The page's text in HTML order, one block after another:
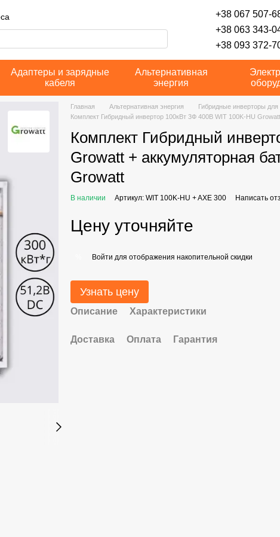
+38 067 507-
+38 063 343-
+38 093 372-
Адаптеры и зарядные
кабеля
Альтернативная
энергия
Главная Альтернативная энергия Гибридные инверторы для
Комплект Гибридный инвертор 100кВт 3Ф 400В WIT 100K-HU
Комплект Гибридный
Growatt + аккумуляторная
Growatt
В наличии Артикул: WIT 100K-HU + AXE 300 Написать
Цену уточняйте
Войти для отображения накопительной скидки
Узнать цену
Описание Характеристики
Доставка Оплата Гарантия